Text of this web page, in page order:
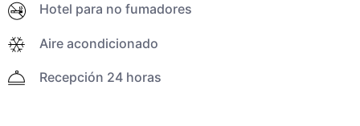
Hotel para no fumadores
Aire acondicionado
Recepción 24 horas